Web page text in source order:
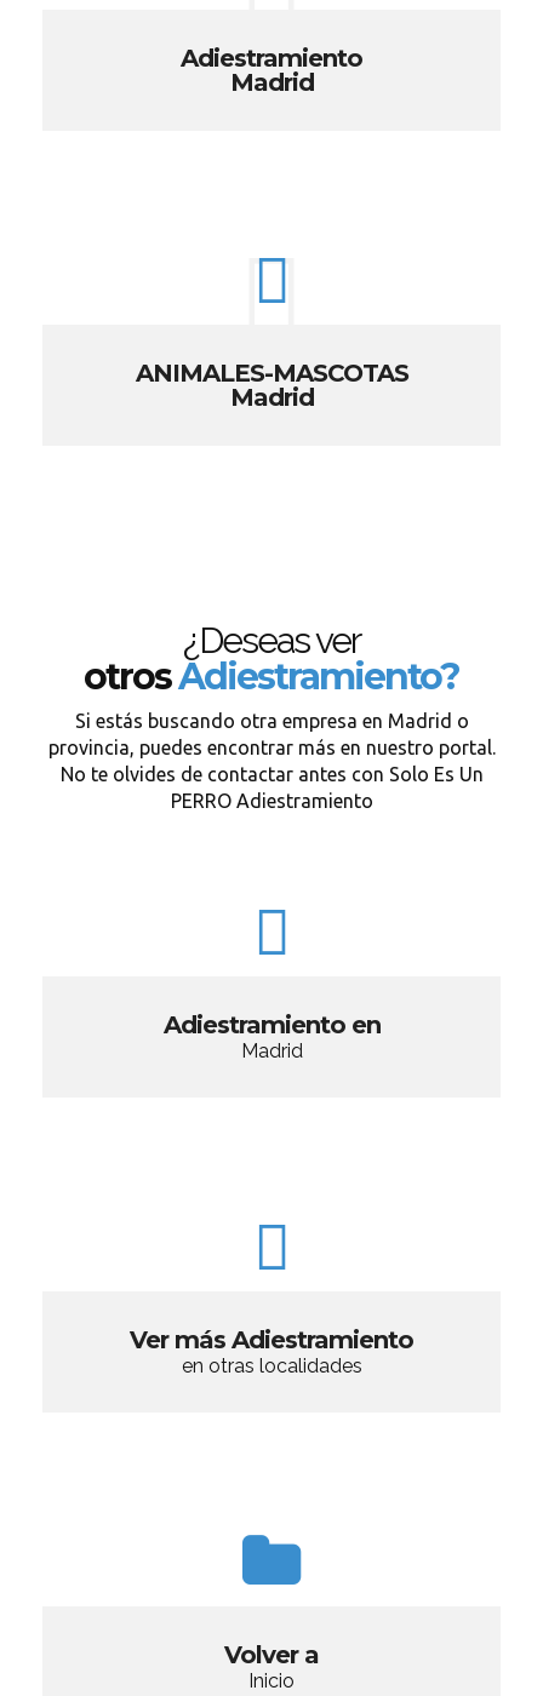
Adiestramiento
Madrid
ANIMALES-MASCOTAS
Madrid
¿Deseas ver
otrosAdiestramiento?
Si estás buscando otra empresa en Madrid o
provincia, puedes encontrar más en nuestro portal.
No te olvides de contactar antes con Solo Es Un
PERRO Adiestramiento
Adiestramiento en
Madrid
Ver más Adiestramiento
en otras localidades
Volver a
Inicio